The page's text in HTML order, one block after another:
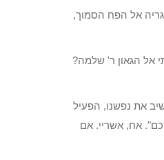
אל הפח הסמוך,
אל הגאון ר' שלמה?
את נפשנו, הפעיל
אח, אשריי. אם